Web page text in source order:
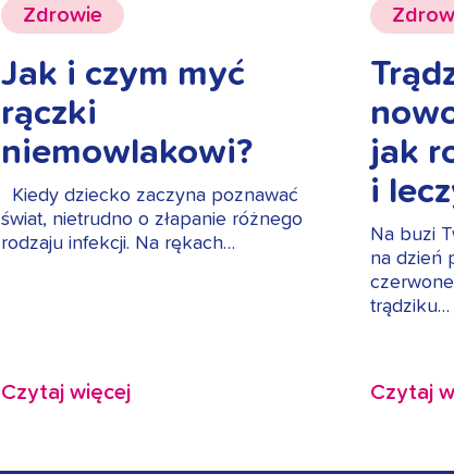
Zdrowie
Jak i czym myć
rączki
niemowlakowi?
Kiedy dziecko zaczyna poznawać
świat, nietrudno o złapanie różnego
rodzaju infekcji. Na rękach…
Czytaj więcej
jak
i
Na buzi
na dzień
trądziku…
Czytaj